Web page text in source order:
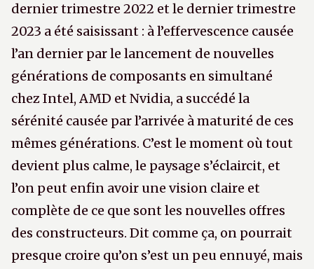
dernier trimestre 2022 et le dernier trimestre
2023 a été saisissant : à l’effervescence causée
l’an dernier par le lancement de nouvelles
générations de composants en simultané
chez Intel, AMD et Nvidia, a succédé la
sérénité causée par l’arrivée à maturité de ces
mêmes générations. C’est le moment où tout
devient plus calme, le paysage s’éclaircit, et
l’on peut enfin avoir une vision claire et
complète de ce que sont les nouvelles offres
des constructeurs. Dit comme ça, on pourrait
presque croire qu’on s’est un peu ennuyé, mais